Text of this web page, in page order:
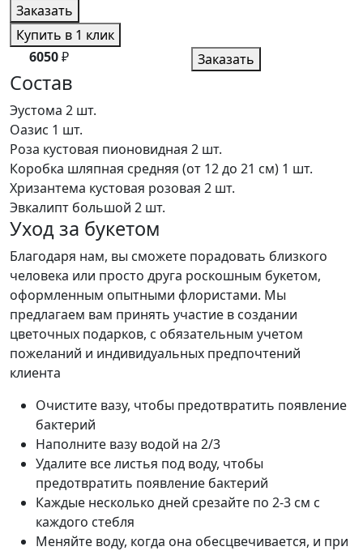
Заказать
Купить в 1 клик
6050₽ Заказать
Состав
Эустома 2 шт.
Оазис 1 шт.
Роза кустовая пионовидная 2 шт.
Коробка шляпная средняя (от 12 до 21 см) 1 шт.
Хризантема кустовая розовая 2 шт.
Эвкалипт большой 2 шт.
Уход за букетом
Благодаря нам, вы сможете порадовать близкого
человека или просто друга роскошным букетом,
оформленным опытными флористами. Мы
предлагаем вам принять участие в создании
цветочных подарков, с обязательным учетом
пожеланий и индивидуальных предпочтений
клиента
Очистите вазу, чтобы предотвратить появление
бактерий
Наполните вазу водой на 2/3
Удалите все листья под воду, чтобы
предотвратить появление бактерий
Каждые несколько дней срезайте по 2-3 см с
каждого стебля
Меняйте воду, когда она обесцвечивается, и при